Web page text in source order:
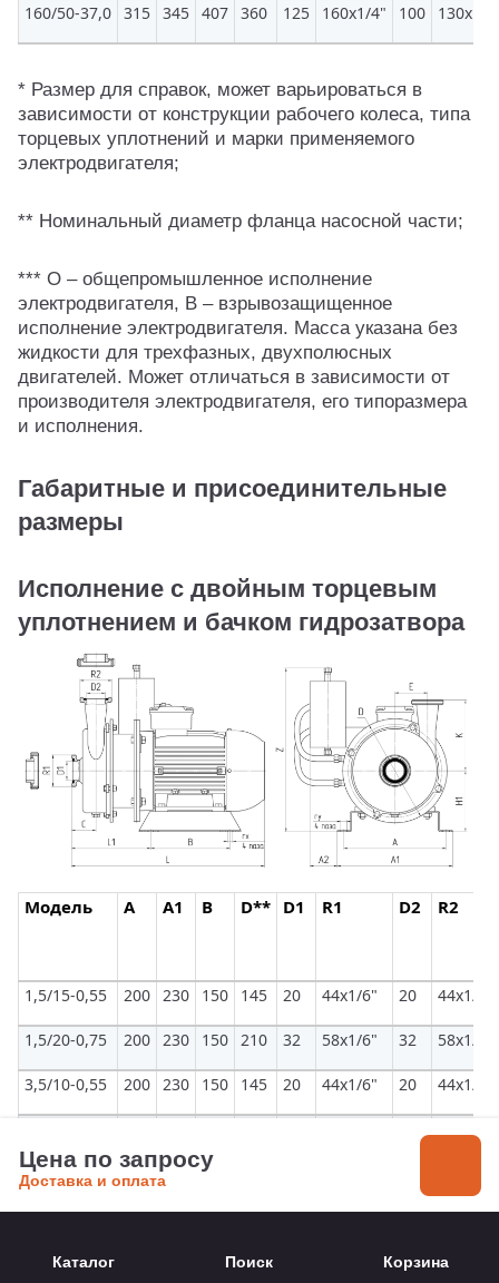
Цена по запросу
Доставка и оплата
160/50-37,0 315 345 407 360 125 160х1/4" 100 130х1/
* Размер для справок, может варьироваться в
зависимости от конструкции рабочего колеса, типа
торцевых уплотнений и марки применяемого
электродвигателя;
** Номинальный диаметр фланца насосной части;
*** О – общепромышленное исполнение
электродвигателя, В – взрывозащищенное
исполнение электродвигателя. Масса указана без
жидкости для трехфазных, двухполюсных
двигателей. Может отличаться в зависимости от
производителя электродвигателя, его типоразмера
и исполнения.
Габаритные и присоединительные
размеры
Исполнение с двойным торцевым
уплотнением и бачком гидрозатвора
Модель A A1 B D** D1 R1 D2 R2
1,5/15-0,55 200 230 150 145 20 44х1/6" 20 44х1/6"
1,5/20-0,75 200 230 150 210 32 58х1/6" 32 58х1/6"
3,5/10-0,55 200 230 150 145 20 44х1/6" 20 44х1/6"
6,3/10-0,75 200 230 150
6,3/20-1,5 200 230 170 210 32 58х1/6" 32 58х1/6"
6,3/30-2,2 170 260 32 58х1/6"
Каталог Поиск Корзина